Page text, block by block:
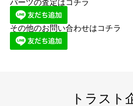
その他のお問い合わせはコチラ
トラスト